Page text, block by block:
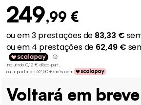
249,99 €
Incluindo 0,12 € d'éco-part.
ou a partir de 62,50 €/mês com
Voltará em breve